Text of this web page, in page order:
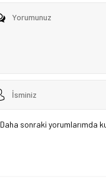
Daha sonraki yorumlarımda